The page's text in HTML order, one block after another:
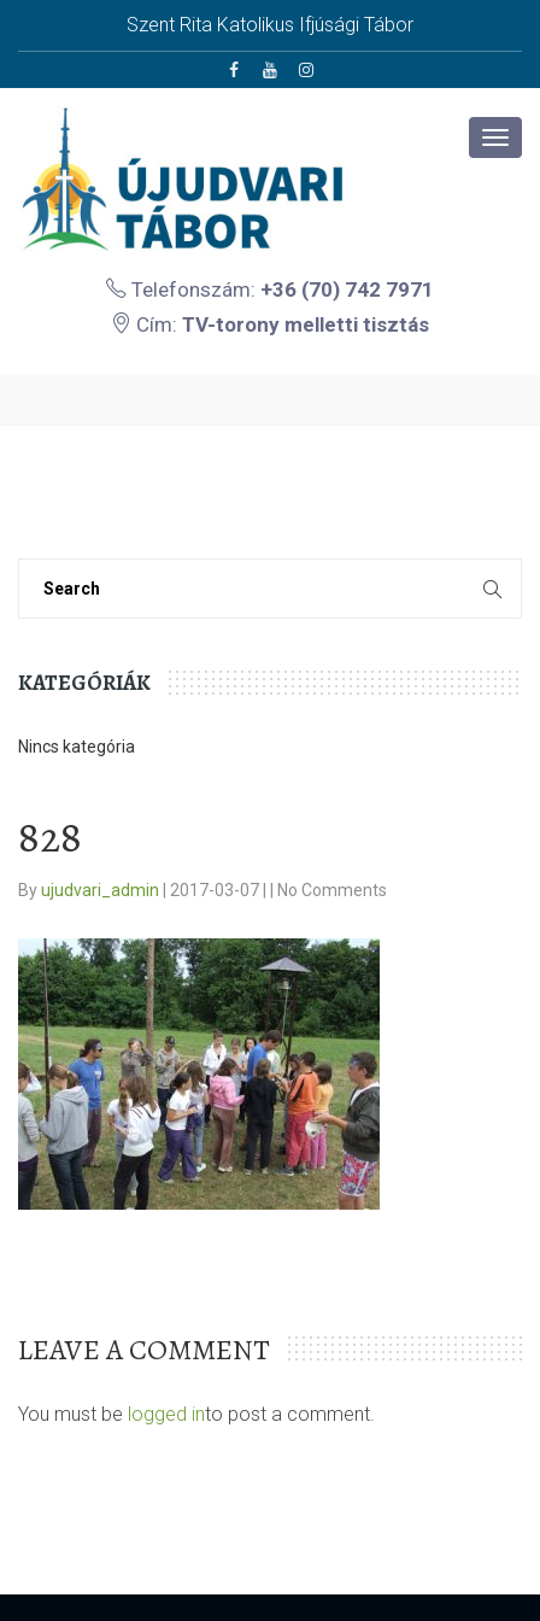
Szent Rita Katolikus Ifjúsági Tábor
Telefonszám: +36 (70) 742 7971
Cím: TV-torony melletti tisztás
KATEGÓRIÁK
Nincs kategória
828
Byujudvari_admin 2017-03-07 No Comments
LEAVE A COMMENT
You must be logged into post a comment.